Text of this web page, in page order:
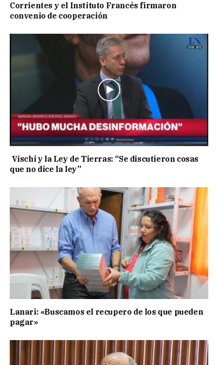
Corrientes y el Instituto Francés firmaron
convenio de cooperación
Vischi y la Ley de Tierras: “Se discutieron cosas
que no dice la ley”
Lanari: «Buscamos el recupero de los que pueden
pagar»